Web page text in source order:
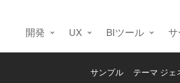
開発 UX BIツール
サンプル テーマ ジ